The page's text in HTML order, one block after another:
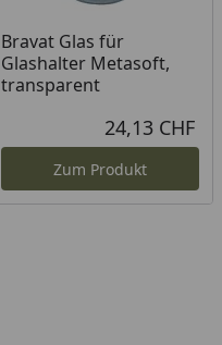
Bravat Glas für
Glashalter Metasoft,
transparent
24,13 CHF
Zum Produkt